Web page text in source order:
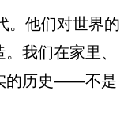
。他们对世界的
我们在家里、
的历史——不是